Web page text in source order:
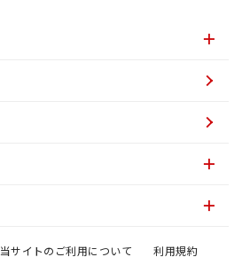
当サイトのご利用について
利用規約